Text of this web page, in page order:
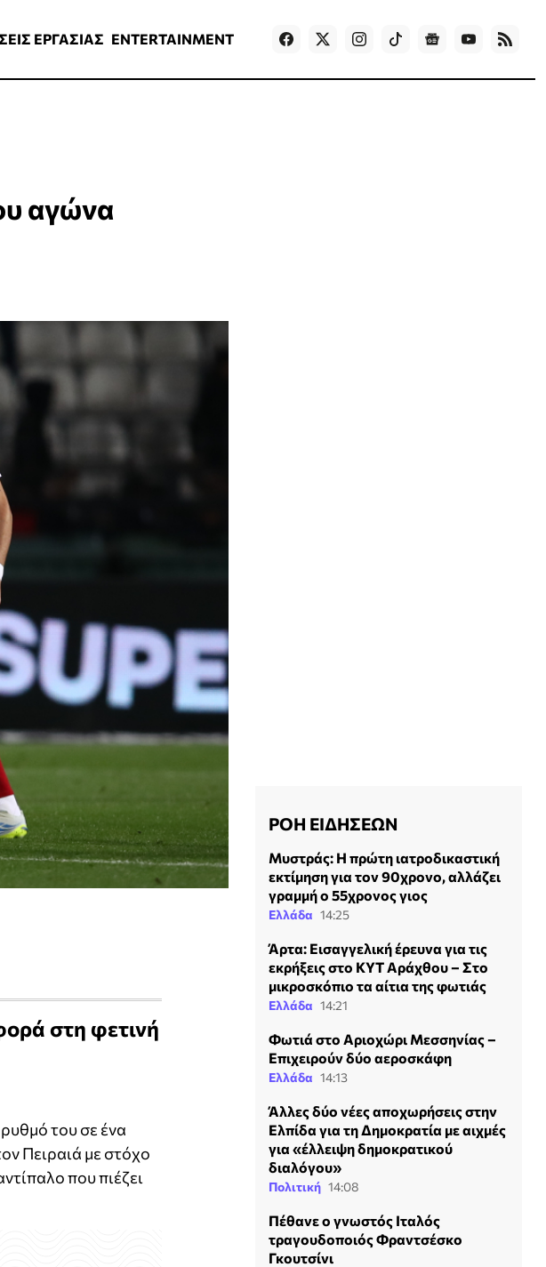
ΕΡΓΑΣΙΑΣ ENTERTAINMENT Games
αγώνα
στη φετινή
ρυθμό του σε ένα
Πειραιά με στόχο
που πιέζει
ΡΟΗ ΕΙΔΗΣΕΩΝ
Μυστράς: Η πρώτη ιατροδικαστική
εκτίμηση για τον 90χρονο, αλλάζει
γραμμή ο 55χρονος γιος
Ελλάδα 14:25
Άρτα: Εισαγγελική έρευνα για τις
εκρήξεις στο ΚΥΤ Αράχθου – Στο
μικροσκόπιο τα αίτια της φωτιάς
Ελλάδα 14:21
Φωτιά στο Αριοχώρι Μεσσηνίας –
Επιχειρούν δύο αεροσκάφη
Ελλάδα 14:13
Άλλες δύο νέες αποχωρήσεις στην
Ελπίδα για τη Δημοκρατία με αιχμές
για «έλλειψη δημοκρατικού
διαλόγου»
Πολιτική 14:08
Πέθανε ο γνωστός Ιταλός
τραγουδοποιός Φραντσέσκο
Γκουτσίνι